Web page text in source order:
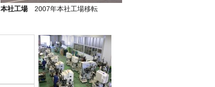
本社工場2007年本社工場移転